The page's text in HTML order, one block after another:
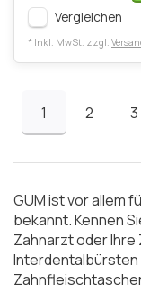
Vergleichen
* Inkl. MwSt. zzgl.
1 2 3
GUM ist vor allem
bekannt. Kennen
Zahnarzt oder Ihre
Interdentalbürsten